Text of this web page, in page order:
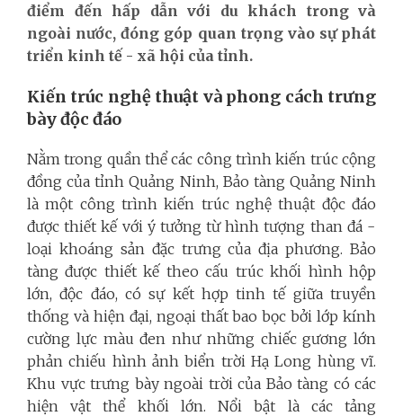
điểm đến hấp dẫn với du khách trong và
ngoài nước, đóng góp quan trọng vào sự phát
triển kinh tế - xã hội của tỉnh.
Kiến trúc nghệ thuật và phong cách trưng
bàyđộc đáo
Nằm trong quần thể các công trình kiến trúc cộng
đồng của tỉnh Quảng Ninh, Bảo tàng Quảng Ninh
là một công trình kiến trúc nghệ thuật độc đáo
được thiết kế với ý tưởng từ hình tượng than đá -
loại khoáng sản đặc trưng của địa phương. Bảo
tàng được thiết kế theo cấu trúc khối hình hộp
lớn, độc đáo, có sự kết hợp tinh tế giữa truyền
thống và hiện đại, ngoại thất bao bọc bởi lớp kính
cường lực màu đen như những chiếc gương lớn
phản chiếu hình ảnh biển trời Hạ Long hùng vĩ.
Khu vực trưng bày ngoài trời của Bảo tàng có các
hiện vật thể khối lớn. Nổi bật là các tảng